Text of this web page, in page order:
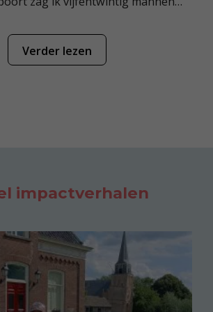
van Benaja, daar ook bij waren. Zij
het volk.
2 De Heer zei tegen mij:
De leiders hebben mensen
me de opdracht om tegen de
te zeggen: ‘Ik weet wel wat
ik weet wel wat jullie denken!
deze stad heel veel mensen
dat de straten vol liggen met
impactverhalen